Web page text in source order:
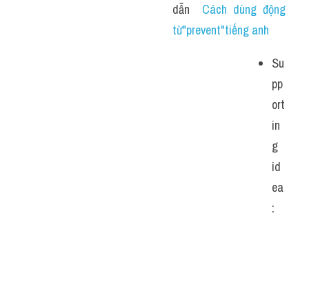
dẫn Cách dùng động
từ"prevent"tiếng anh
Su
pp
ort
in
g
id
ea
: